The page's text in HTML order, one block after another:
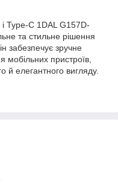
Type-C 1DAL G157D-
та стильне рішення
забезпечує зручне
мобільних пристроїв,
й елегантного вигляду.